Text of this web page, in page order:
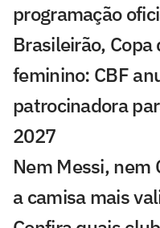
programação
Brasileirão,
feminino: CBF
patrocinadora
2027
Nem Messi, nem
a camisa mais